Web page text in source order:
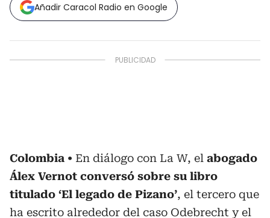
Añadir Caracol Radio en Google
Colombia En diálogo con La W, el abogado
Álex Vernot conversó sobre su libro
titulado ‘El legado de Pizano’, el tercero que
ha escrito alrededor del caso Odebrecht y el